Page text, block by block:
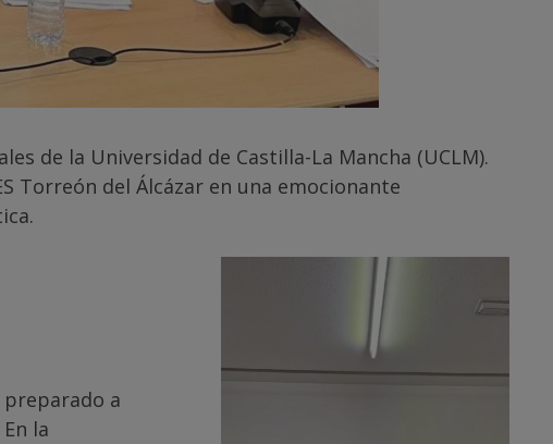
de la Universidad de Castilla-La Mancha (UCLM).
Torreón del Álcázar en una emocionante
a
la